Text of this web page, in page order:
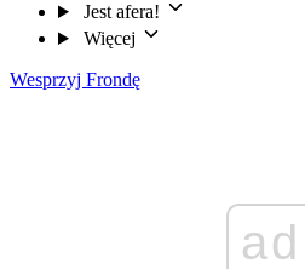
Jest afera!
Więcej
Wesprzyj Frondę
ad